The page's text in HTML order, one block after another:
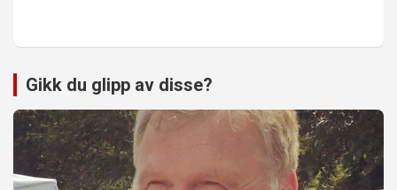
Gikk du glipp av disse?